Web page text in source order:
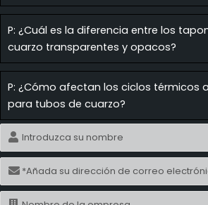
P: ¿Cuál es la diferencia entre los
cuarzo transparentes y opacos?
P: ¿Cómo afectan los ciclos térmicos
para tubos de cuarzo?
Nombre
Correo
electrónico
Nombre